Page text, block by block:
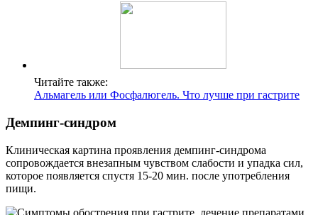
Читайте также:
Альмагель или Фосфалюгель. Что лучше при гастрите
Демпинг-синдром
Клиническая картина проявления демпинг-синдрома
сопровождается внезапным чувством слабости и упадка сил,
которое появляется спустя 15-20 мин. после употребления
пищи.